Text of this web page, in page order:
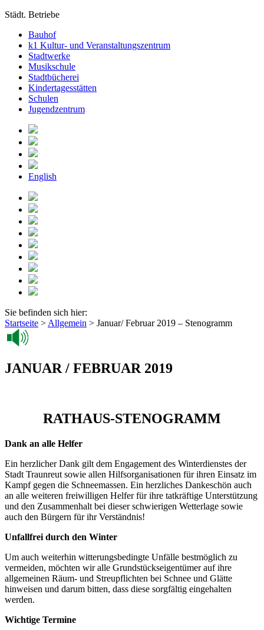
Städt. Betriebe
Bauhof
k1 Kultur- und Veranstaltungszentrum
Stadtwerke
Musikschule
Stadtbücherei
Kindertagesstätten
Schulen
Jugendzentrum
English
Sie befinden sich hier:
Startseite > Allgemein > Januar/ Februar 2019 – Stenogramm
JANUAR / FEBRUAR 2019
RATHAUS-STENOGRAMM
Dank an alle Helfer
Ein herzlicher Dank gilt dem Engagement des Winterdienstes der
Stadt Traunreut sowie allen Hilfsorganisationen für ihren Einsatz im
Kampf gegen die Schneemassen. Ein herzliches Dankeschön auch
an alle weiteren freiwilligen Helfer für ihre tatkräftige Unterstützung
und den Zusammenhalt bei dieser schwierigen Wetterlage sowie
auch den Bürgern für ihr Verständnis!
Unfallfrei durch den Winter
Um auch weiterhin witterungsbedingte Unfälle bestmöglich zu
vermeiden, möchten wir alle Grundstückseigentümer auf ihre
allgemeinen Räum- und Streupflichten bei Schnee und Glätte
hinweisen und darum bitten, dass diese sorgfältig eingehalten
werden.
Wichtige Termine